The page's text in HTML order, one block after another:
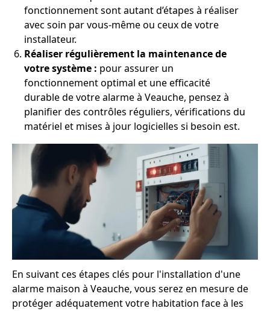
fonctionnement sont autant d’étapes à réaliser
avec soin par vous-même ou ceux de votre
installateur.
Réaliser régulièrement la maintenance de
votre système : pour assurer un
fonctionnement optimal et une efficacité
durable de votre alarme à Veauche, pensez à
planifier des contrôles réguliers, vérifications du
matériel et mises à jour logicielles si besoin est.
En suivant ces étapes clés pour l'installation d'une
alarme maison à Veauche, vous serez en mesure de
protéger adéquatement votre habitation face à les